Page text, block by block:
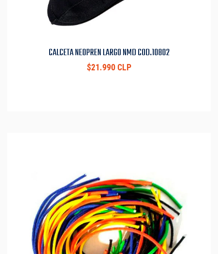
CALCETA NEOPREN LARGO NMD COD.10802
$21.990 CLP